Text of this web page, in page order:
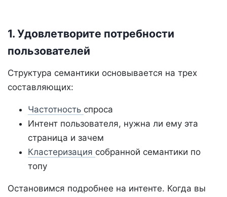
1. Удовлетворите потребности
пользователей
Структура семантики основывается на трех
составляющих:
Частотность спроса
Интент пользователя, нужна ли ему эта
страница и зачем
Кластеризация собранной семантики по
топу
Остановимся подробнее на интенте. Когда вы